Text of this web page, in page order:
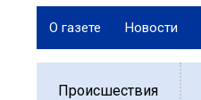
О газете Новости
Происшествия